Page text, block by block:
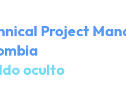
Project
oculto